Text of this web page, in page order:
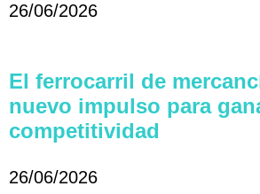
26/06/2026
El ferrocarril de
nuevo impulso para
competitividad
26/06/2026